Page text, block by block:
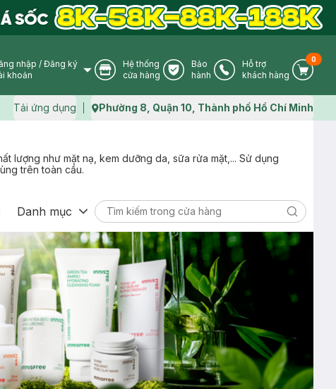
User Icon
nhập / Đăng ký
khoản
Store Icon
Hệ thống
cửa hàng
Warranty Icon
Bảo
hành
Phone Icon
Hỗ trợ
khách hàng
Cart
0
Tải ứng dụng Map icon
Phường 8, Quận 10, Thành phố Hồ Chí Minh
lượng như mặt nạ, kem dưỡng da, sữa rửa mặt,... Sử dụng
trên toàn cầu.
Danh mục Search